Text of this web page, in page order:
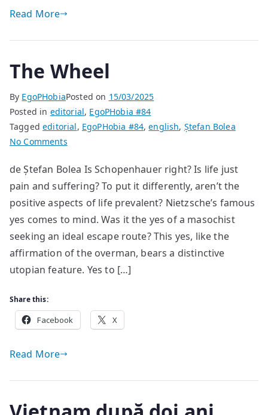
Read More
The Wheel
By EgoPHobiaPosted on 15/03/2025
Posted in editorial, EgoPHobia #84
Taggededitorial, EgoPHobia #84,english, Ștefan Bolea
No Commentson
Wheel
de Ștefan Bolea Is Schopenhauer right? Is life just
pain and suffering? To put it differently, aren’t the
positive aspects of life prevalent? Nietzsche’s famous
yes comes to mind. Was it the yes of a masochist
seeking an ideal escape route? This yes, like the
affirmation of the overman, bears a distinctive
utopian feature. Yes to […]
Share this:
Facebook X
Read More